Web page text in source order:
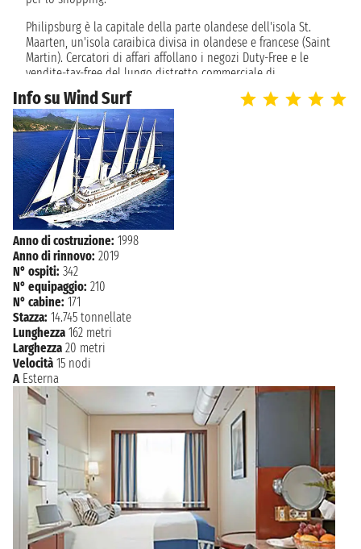
venerdì 25 dicembre 2026
08:00 - 17:00
VIRGIN GORDA
06:00 - 19:00
PHILIPSBURG
domenica 27 dicembre 2026
08:00 - 22:00
lunedì 28 dicembre 2026
08:00 - 17:00
martedì 29 dicembre 2026
08:00 - 16:00
mercoledì 30 dicembre 2026
08:00 - 17:00
giovedì 31 dicembre 2026
12:00 - 18:00
venerdì 1 gennaio 2027
08:00 - 22:00
BASSETERRE
sabato 2 gennaio 2027
06:00 23:59
PHILIPSBURG
Philipsburg è la capitale della parte olandese dell'isola St.
Maarten, un'isola caraibica divisa in olandese e francese (Saint
Martin). Cercatori di affari affollano i negozi Duty-Free e le
vendite-tax-free del lungo distretto commerciale di
Philipsburg. I visitatori possono godere anche di gallerie d'arte
nella città, fortezze storiche, casinò e zoo, così come Great Bay
Beach e la passeggiata.
Info su Wind Surf
Anno di costruzione: 1998
Anno di rinnovo: 2019
N° ospiti: 342
N° equipaggio: 210
N° cabine: 171
Stazza: 14.745 tonnellate
Lunghezza 162 metri
Larghezza 20 metri
Velocità 15 nodi
A Esterna